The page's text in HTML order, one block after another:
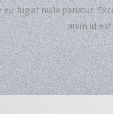
fugiat nulla pariatur.
anim id